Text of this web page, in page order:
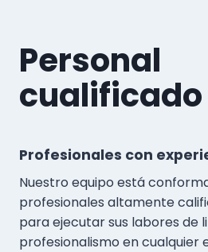
Personal
cualificado
Profesionales con
Nuestro equipo está
profesionales altamente
para ejecutar sus labores de
profesionalismo en cualquier